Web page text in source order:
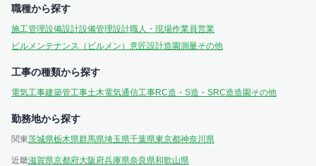
職種から探す
施工管理設備設計設備管理設計職人・現場作業員営業
ビルメンテナンス（ビルメン） 意匠設計造園測量その他
工事の種類から探す
電気工事建築管工事土木電気通信工事RC造・S造・SRC造造園 その他
勤務地から探す
関東茨城県栃木県群馬県埼玉県千葉県東京都神奈川県
近畿滋賀県京都府大阪府兵庫県奈良県和歌山県